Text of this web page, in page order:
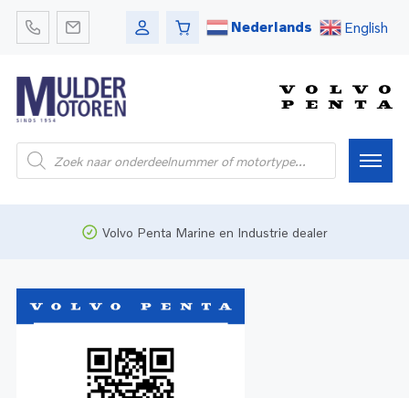
Nederlands English
Onderdelen
Bedrijfsvaart
Volvo Penta Marine en Industrie dealer